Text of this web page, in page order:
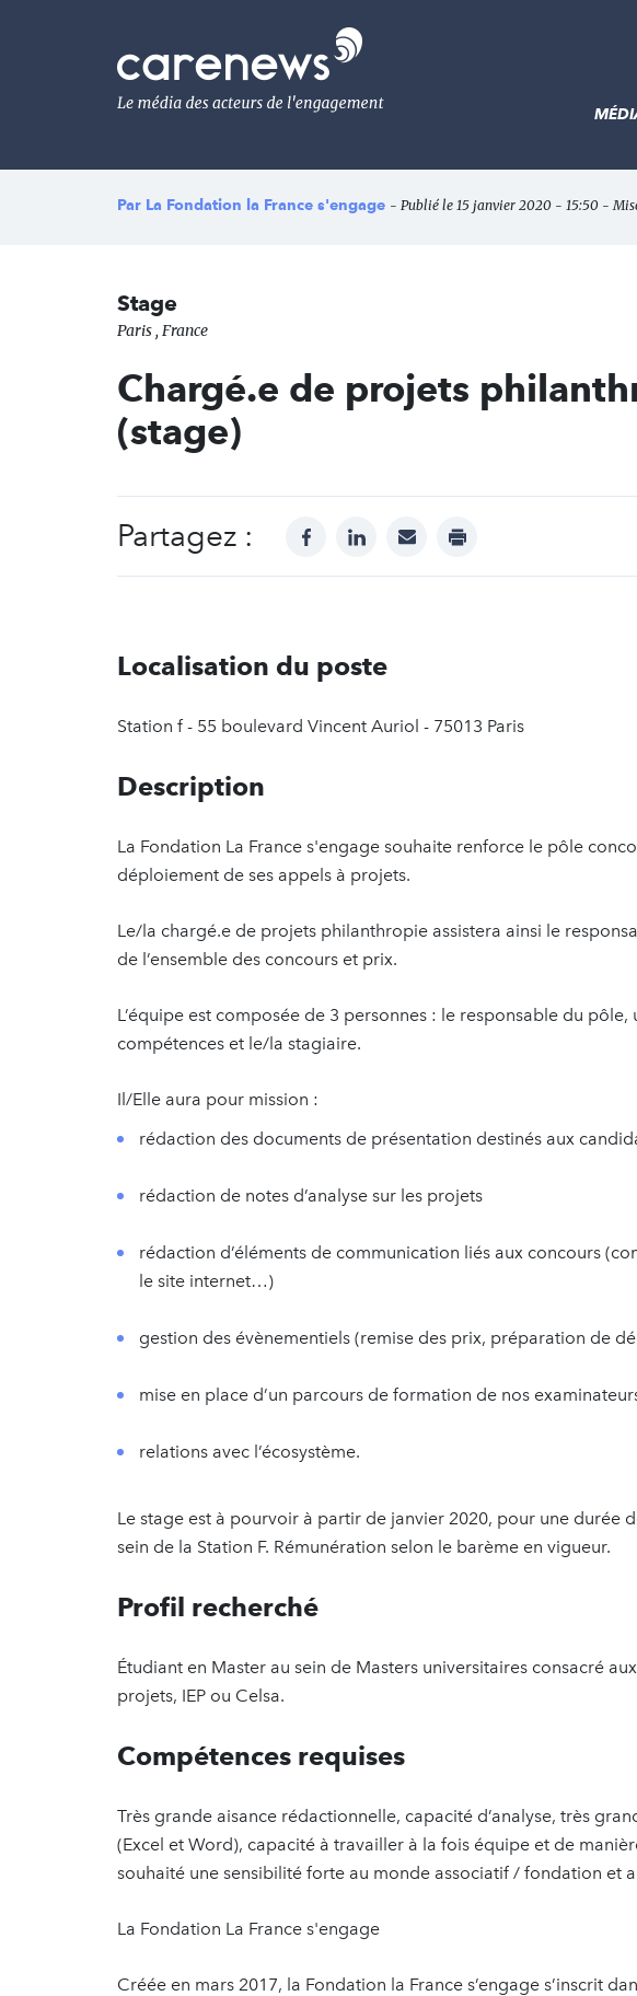
Le
média
de
l'engagement
Par La Fondation la France s'engage - Publié le 15 janvier 2020 - 15:50 -
Stage
Paris , France
Chargé.e de projets
(stage)
Partagez : facebooklinkedinmail print
Localisation du poste
Station f - 55 boulevard Vincent Auriol - 75013 Paris
Description
La Fondation La France s'engage souhaite renforce le pôle
déploiement de ses appels à projets.
Le/la chargé.e de projets philanthropie assistera ainsi le
de l’ensemble des concours et prix.
L’équipe est composée de 3 personnes : le responsable du
compétences et le/la stagiaire.
Il/Elle aura pour mission :
rédaction des documents de présentation destinés aux
rédaction de notes d’analyse sur les projets
rédaction d’éléments de communication liés aux concours
le site internet…)
gestion des évènementiels (remise des prix, préparation de
mise en place d’un parcours de formation de nos
relations avec l’écosystème.
Le stage est à pourvoir à partir de janvier 2020, pour une durée
sein de la Station F. Rémunération selon le barème en vigueur.
Profil recherché
Étudiant en Master au sein de Masters universitaires consacré
projets, IEP ou Celsa.
Compétences requises
Très grande aisance rédactionnelle, capacité d’analyse, très
(Excel et Word), capacité à travailler à la fois équipe et de
souhaité une sensibilité forte au monde associatif / fondation et
La Fondation La France s'engage
Créée en mars 2017, la Fondation la France s’engage s’inscrit